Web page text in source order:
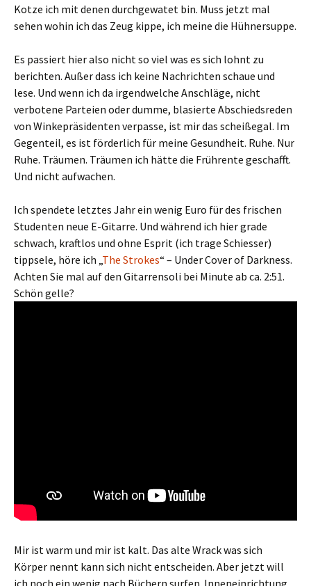
Kotze ich mit denen durchgewatet bin. Muss jetzt mal
sehen wohin ich das Zeug kippe, ich meine die Hühnersuppe.
Es passiert hier also nicht so viel was es sich lohnt zu
berichten. Außer dass ich keine Nachrichten schaue und
lese. Und wenn ich da irgendwelche Anschläge, nicht
verbotene Parteien oder dumme, blasierte Abschiedsreden
von Winkepräsidenten verpasse, ist mir das scheißegal. Im
Gegenteil, es ist förderlich für meine Gesundheit. Ruhe. Nur
Ruhe. Träumen. Träumen ich hätte die Frührente geschafft.
Und nicht aufwachen.
Ich spendete letztes Jahr ein wenig Euro für des frischen
Studenten neue E-Gitarre. Und während ich hier grade
schwach, kraftlos und ohne Esprit (ich trage Schiesser)
tippsele, höre ich „The Strokes“ – Under Cover of Darkness.
Achten Sie mal auf den Gitarrensoli bei Minute ab ca. 2:51.
Schön gelle?
Mir ist warm und mir ist kalt. Das alte Wrack was sich
Körper nennt kann sich nicht entscheiden. Aber jetzt will
ich noch ein wenig nach Büchern surfen. Inneneinrichtung.